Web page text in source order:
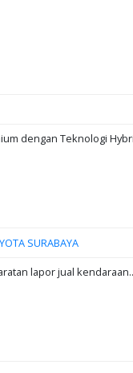
dengan Teknologi
SURABAYA
lapor jual